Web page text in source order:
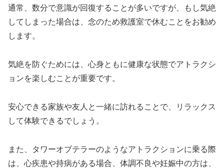
通常、数分で意識が回復することが多いですが、もし気絶
してしまった場合は、念のため救護室で休むことをお勧め
します。
気絶を防ぐためには、心身ともに健康な状態でアトラクシ
ョンを楽しむことが重要です。
安心できる家族や友人と一緒に訪れることで、リラックス
して体験できるでしょう。
また、タワーオブテラーのようなアトラクションに乗る際
は、心疾患や持病がある場合、体調不良や妊娠中の方は、